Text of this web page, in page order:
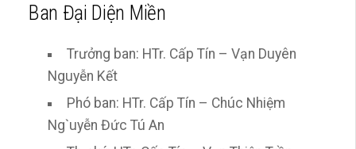
Ban Đại Diện Miền
Trưởng ban: HTr. Cấp Tín – Vạn Duyên
Nguyễn Kết
Phó ban: HTr. Cấp Tín – Chúc Nhiệm
Ng`uyễn Đức Tú An